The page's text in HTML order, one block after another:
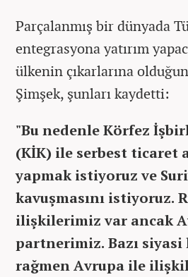
Parçalanmış bir dünyada
entegrasyona yatırım
ülkenin çıkarlarına
Şimşek, şunları kaydetti:
"Bu nedenle Körfez
(KİK) ile serbest ticaret
yapmak istiyoruz ve
kavuşmasını istiyoruz.
ilişkilerimiz var ancak
partnerimiz. Bazı siyasi
rağmen Avrupa ile